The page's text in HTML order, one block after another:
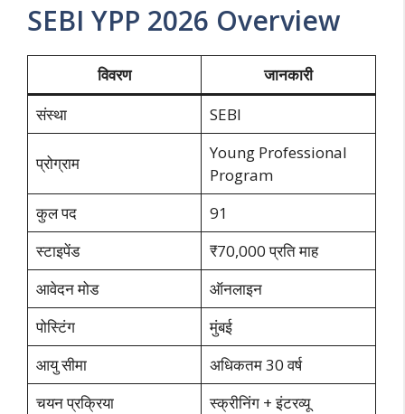
SEBI YPP 2026 Overview
विवरण
जानकारी
संस्था
SEBI
प्रोग्राम
Young Professional
Program
कुल पद
91
स्टाइपेंड
₹70,000 प्रति माह
आवेदन मोड
ऑनलाइन
पोस्टिंग
मुंबई
आयु सीमा
अधिकतम 30 वर्ष
चयन प्रक्रिया
स्क्रीनिंग + इंटरव्यू